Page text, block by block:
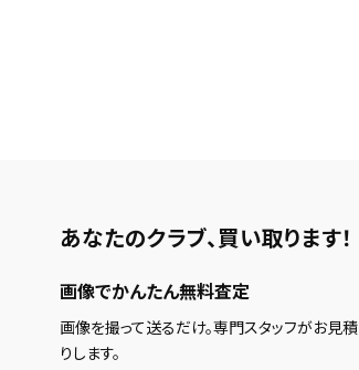
あなたのクラブ、 買い取ります！
画像でかんたん無料査定
画像を撮って送るだけ。専門スタッフがお見積
りします。